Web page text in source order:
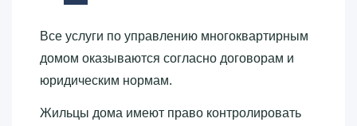
Все услуги по управлению многоквартирным
домом оказываются согласно договорам и
юридическим нормам.
Жильцы дома имеют право контролировать